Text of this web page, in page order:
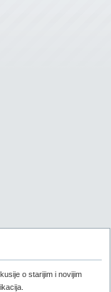
o starijim i novijim